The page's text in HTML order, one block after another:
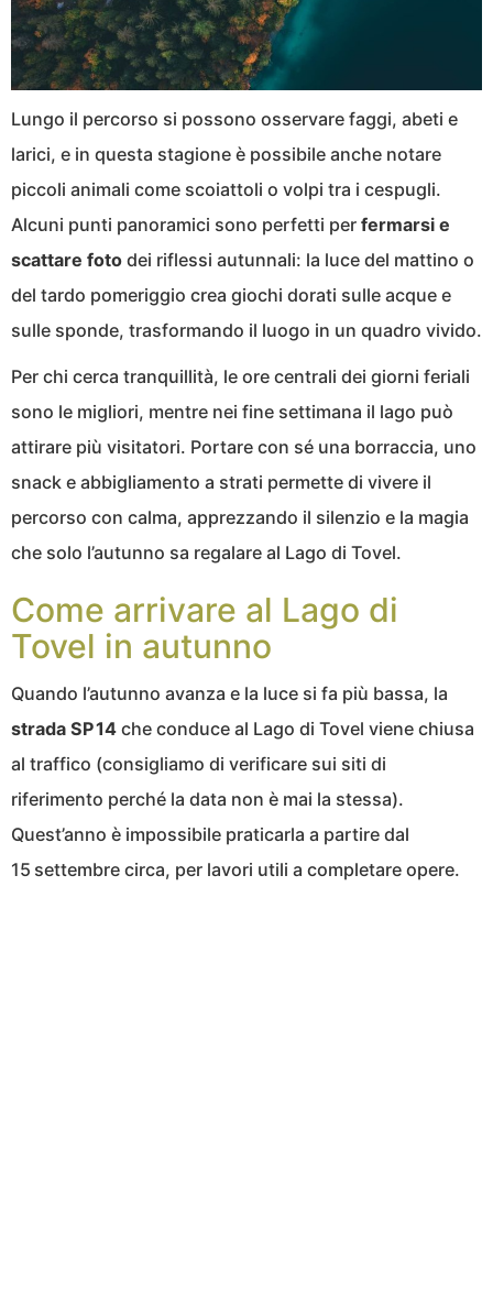
Lungo il percorso si possono osservare faggi, abeti e
larici, e in questa stagione è possibile anche notare
piccoli animali come scoiattoli o volpi tra i cespugli.
Alcuni punti panoramici sono perfetti per fermarsi e
scattare foto dei riflessi autunnali: la luce del mattino o
del tardo pomeriggio crea giochi dorati sulle acque e
sulle sponde, trasformando il luogo in un quadro vivido.
Per chi cerca tranquillità, le ore centrali dei giorni feriali
sono le migliori, mentre nei fine settimana il lago può
attirare più visitatori. Portare con sé una borraccia, uno
snack e abbigliamento a strati permette di vivere il
percorso con calma, apprezzando il silenzio e la magia
che solo l’autunno sa regalare al Lago di Tovel.
Come arrivare al Lago di
Tovel in autunno
Quando l’autunno avanza e la luce si fa più bassa, la
strada SP 14 che conduce al Lago di Tovel viene chiusa
al traffico (consigliamo di verificare sui siti di
riferimento perché la data non è mai la stessa).
Quest’anno è impossibile praticarla a partire dal
15 settembre circa, per lavori utili a completare opere.